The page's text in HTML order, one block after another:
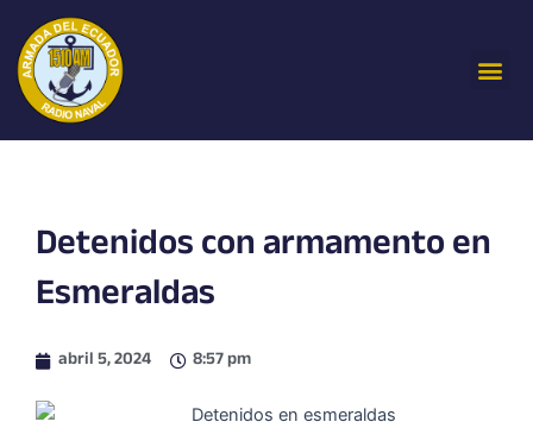
contenido
Detenidos con armamento en
Esmeraldas
abril 5, 2024 8:57 pm